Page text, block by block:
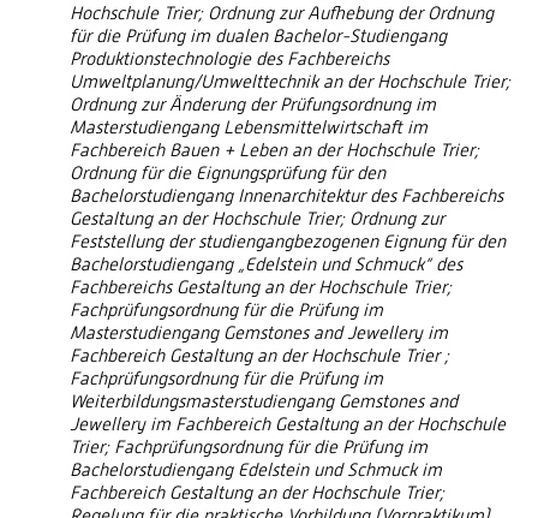
Hochschule Trier; Ordnung zur Aufhebung der Ordnung
für die Prüfung im dualen Bachelor-Studiengang
Produktionstechnologie des Fachbereichs
Umweltplanung/Umwelttechnik an der Hochschule Trier;
Ordnung zur Änderung der Prüfungsordnung im
Masterstudiengang Lebensmittelwirtschaft im
Fachbereich Bauen + Leben an der Hochschule Trier;
Ordnung für die Eignungsprüfung für den
Bachelorstudiengang Innenarchitektur des Fachbereichs
Gestaltung an der Hochschule Trier; Ordnung zur
Feststellung der studiengangbezogenen Eignung für den
Bachelorstudiengang „Edelstein und Schmuck“ des
Fachbereichs Gestaltung an der Hochschule Trier;
Fachprüfungsordnung für die Prüfung im
Masterstudiengang Gemstones and Jewellery im
Fachbereich Gestaltung an der Hochschule Trier ;
Fachprüfungsordnung für die Prüfung im
Weiterbildungsmasterstudiengang Gemstones and
Jewellery im Fachbereich Gestaltung an der Hochschule
Trier; Fachprüfungsordnung für die Prüfung im
Bachelorstudiengang Edelstein und Schmuck im
Fachbereich Gestaltung an der Hochschule Trier;